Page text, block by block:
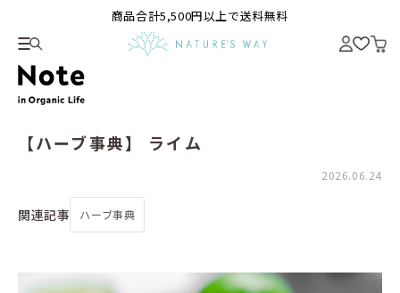
商品合計5,500円以上で送料無料
【ハーブ事典】 ライム
2026.06.24
関連記事 ハーブ事典